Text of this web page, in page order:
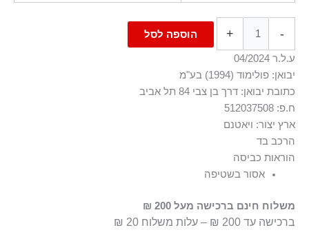
-
+ הוספה לסל
ע.ל.ר 04/2024
יבואן: פולימוד (1994) בע"מ
כתובת יבואן: דרך בן צבי 84 תל אביב
ח.פ: 512037508
ארץ יצור: ויאטנם
הרכב בד
100% עור
הוראות כביסה
אסור בשטיפה
משלוח חינם ברכישה מעל 200 ₪
ברכישה עד 200 ₪ – עלות משלוח 20 ₪